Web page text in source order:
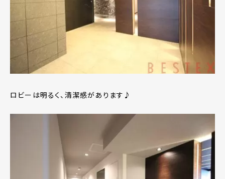
ロビーは明るく、清潔感があります♪